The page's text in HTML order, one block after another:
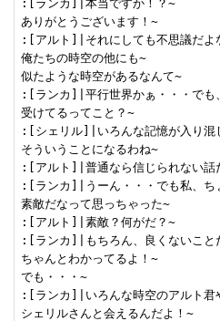
:[ランカ]|本当ですか！？~
ありがとうございます！~
:[アルト]|それにしても不思議だよ
俺たちの時空の他にも~
似たような時空があるなんて~
:[ランカ]|平行世界かぁ・・・でも
受けてるってこと？~
:[シェリル]|いろんな記憶が入り混
そういうことになるわね~
:[アルト]|普通なら信じられない話
:[ランカ]|うーん・・・でも私、ち
素敵だなって思っちゃった~
:[アルト]|素敵？何がだ？~
:[ランカ]|もちろん、良くないこと
ちゃんとわかってるよ！~
でも・・・~
:[ランカ]|いろんな時空のアルト君
シェリルさんと会えるんだよ！~